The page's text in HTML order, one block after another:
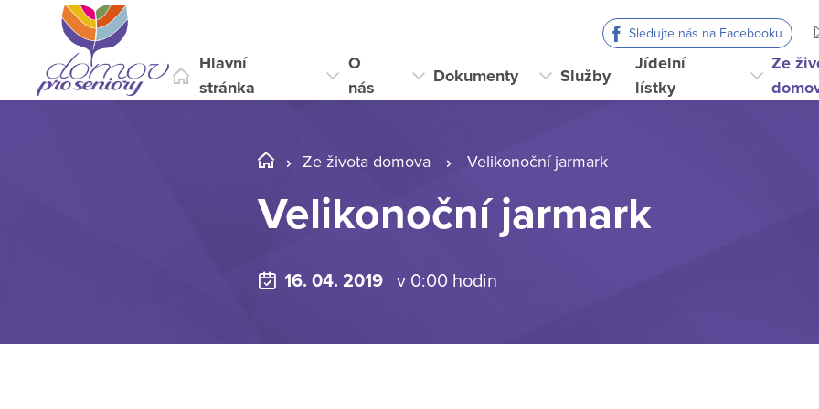
Sledujte nás na Facebooku
Hlavní
stránka
O
nás
Dokumenty Služby
Jídelní
lístky
Ze
Ze života domova Velikonoční jarmark
Velikonoční jarmark
16. 04. 2019 v 0:00 hodin